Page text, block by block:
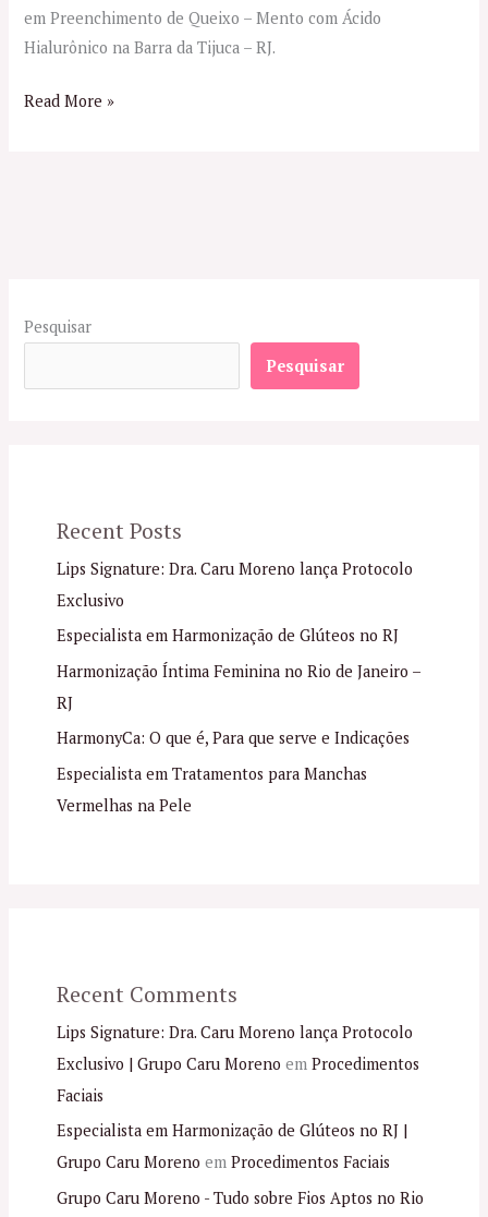
em Preenchimento de Queixo – Mento com Ácido
Hialurônico na Barra da Tijuca – RJ.
Read More »
Pesquisar
Pesquisar
Recent Posts
Lips Signature: Dra. Caru Moreno lança Protocolo
Exclusivo
Especialista em Harmonização de Glúteos no RJ
Harmonização Íntima Feminina no Rio de Janeiro –
RJ
HarmonyCa: O que é, Para que serve e Indicações
Especialista em Tratamentos para Manchas
Vermelhas na Pele
Recent Comments
Lips Signature: Dra. Caru Moreno lança Protocolo
Exclusivo | Grupo Caru Moreno em Procedimentos
Faciais
Especialista em Harmonização de Glúteos no RJ |
Grupo Caru Moreno em Procedimentos Faciais
Grupo Caru Moreno - Tudo sobre Fios Aptos no Rio